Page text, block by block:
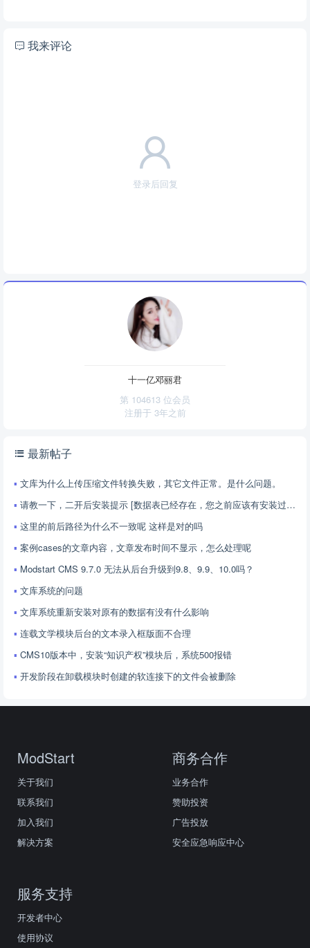
我来评论
登录后回复
十一亿邓丽君
第 104613 位会员
注册于 3年之前
最新帖子
文库为什么上传压缩文件转换失败，其它文件正常。是什么问题。
请教一下，二开后安装提示 [数据表已经存在，您之前应该有安装过本系统，继续安装请选择清空现有数据]
这里的前后路径为什么不一致呢 这样是对的吗
案例cases的文章内容，文章发布时间不显示，怎么处理呢
Modstart CMS 9.7.0 无法从后台升级到9.8、9.9、10.0吗？
文库系统的问题
文库系统重新安装对原有的数据有没有什么影响
连载文学模块后台的文本录入框版面不合理
CMS10版本中，安装“知识产权”模块后，系统500报错
开发阶段在卸载模块时创建的软连接下的文件会被删除
ModStart
关于我们
联系我们
加入我们
解决方案
商务合作
业务合作
赞助投资
广告投放
安全应急响应中心
服务支持
开发者中心
使用协议